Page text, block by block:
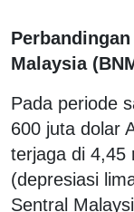
Malaysia
Pada periode
600 juta dolar
terjaga di 4,45
(depresiasi
Sentral